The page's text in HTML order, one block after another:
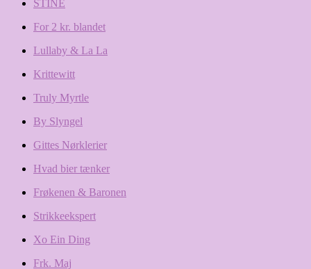
STINE
For 2 kr. blandet
Lullaby & La La
Krittewitt
Truly Myrtle
By Slyngel
Gittes Nørklerier
Hvad bier tænker
Frøkenen & Baronen
Strikkeekspert
Xo Ein Ding
Frk. Maj